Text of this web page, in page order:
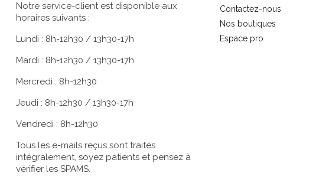
Notre service-client est disponible aux
horaires suivants :
Lundi : 8h-12h30 / 13h30-17h
Mardi : 8h-12h30 / 13h30-17h
Mercredi : 8h-12h30
Jeudi : 8h-12h30 / 13h30-17h
Vendredi : 8h-12h30
Tous les e-mails reçus sont traités
intégralement, soyez patients et pensez à
vérifier les SPAMS.
Contactez-nous
Nos boutiques
Espace pro